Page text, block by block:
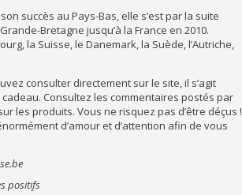
succès au Pays-Bas, elle s’est par la suite
Bretagne jusqu’à la France en 2010.
la Suisse, le Danemark, la Suède, l’Autriche,
consulter directement sur le site, il s’agit
Consultez les commentaires postés par
les produits. Vous ne risquez pas d’être déçus !
d’amour et d’attention afin de vous
positifs